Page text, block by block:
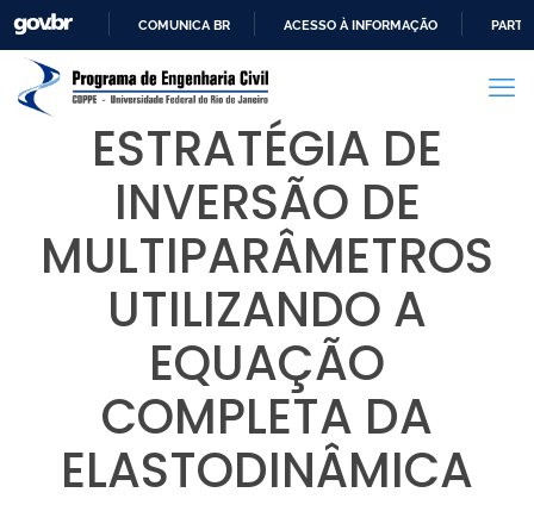
PARA
CONTEÚDO
COMUNICA BR ACESSO À INFORMAÇÃO
ESTRATÉGIA DE
INVERSÃO DE
MULTIPARÂMETROS
UTILIZANDO A
EQUAÇÃO
COMPLETA DA
ELASTODINÂMICA